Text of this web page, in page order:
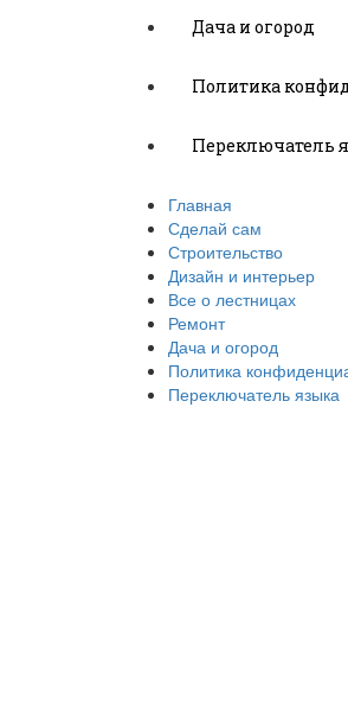
Дача и огород
Политика
Переключатель
Главная
Сделай сам
Строительство
Дизайн и интерьер
Все о лестницах
Ремонт
Дача и огород
Политика
Переключатель языка